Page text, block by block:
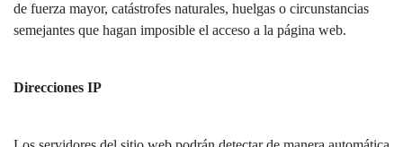
de fuerza mayor, catástrofes naturales, huelgas o circunstancias
semejantes que hagan imposible el acceso a la página web.
Direcciones IP